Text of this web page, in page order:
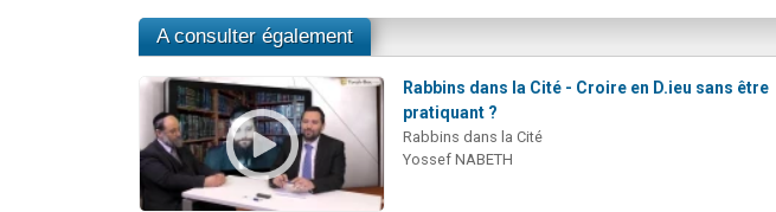
A consulter également
Rabbins dans la Cité - Croire en D.ieu sans être
pratiquant ?
Rabbins dans la Cité
Yossef NABETH